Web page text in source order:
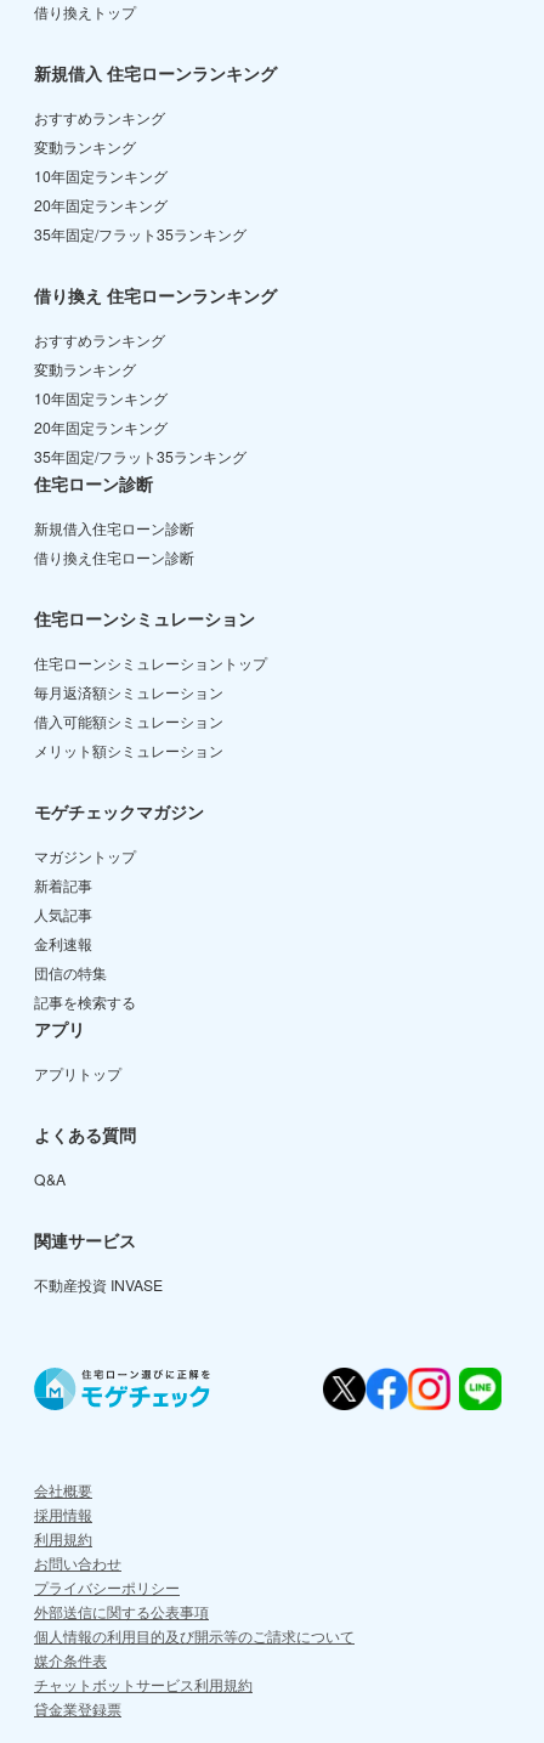
借り換えトップ
新規借入 住宅ローンランキング
おすすめランキング
変動ランキング
10年固定ランキング
20年固定ランキング
35年固定/フラット35ランキング
借り換え 住宅ローンランキング
おすすめランキング
変動ランキング
10年固定ランキング
20年固定ランキング
35年固定/フラット35ランキング
住宅ローン診断
新規借入住宅ローン診断
借り換え住宅ローン診断
住宅ローンシミュレーション
住宅ローンシミュレーショントップ
毎月返済額シミュレーション
借入可能額シミュレーション
メリット額シミュレーション
モゲチェックマガジン
マガジントップ
新着記事
人気記事
金利速報
団信の特集
記事を検索する
アプリ
アプリトップ
よくある質問
Q&A
関連サービス
不動産投資 INVASE
会社概要
採用情報
利用規約
お問い合わせ
プライバシーポリシー
外部送信に関する公表事項
個人情報の利用目的及び開示等のご請求について
媒介条件表
チャットボットサービス利用規約
貸金業登録票